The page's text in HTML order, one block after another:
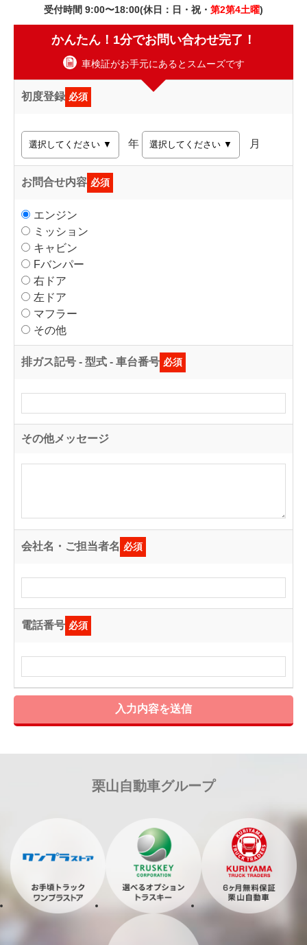
受付時間 9:00〜18:00(休日：日・祝・ 第2第4土曜)
かんたん！1分でお問い合わせ完了！
車検証がお手元にあるとスムーズです
初度登録 必須
年 月
お問合せ内容 必須
エンジン
ミッション
キャビン
Fバンパー
右ドア
左ドア
マフラー
その他
排ガス記号 - 型式 - 車台番号 必須
その他メッセージ
会社名・ご担当者名 必須
電話番号 必須
入力内容を送信
栗山自動車グループ